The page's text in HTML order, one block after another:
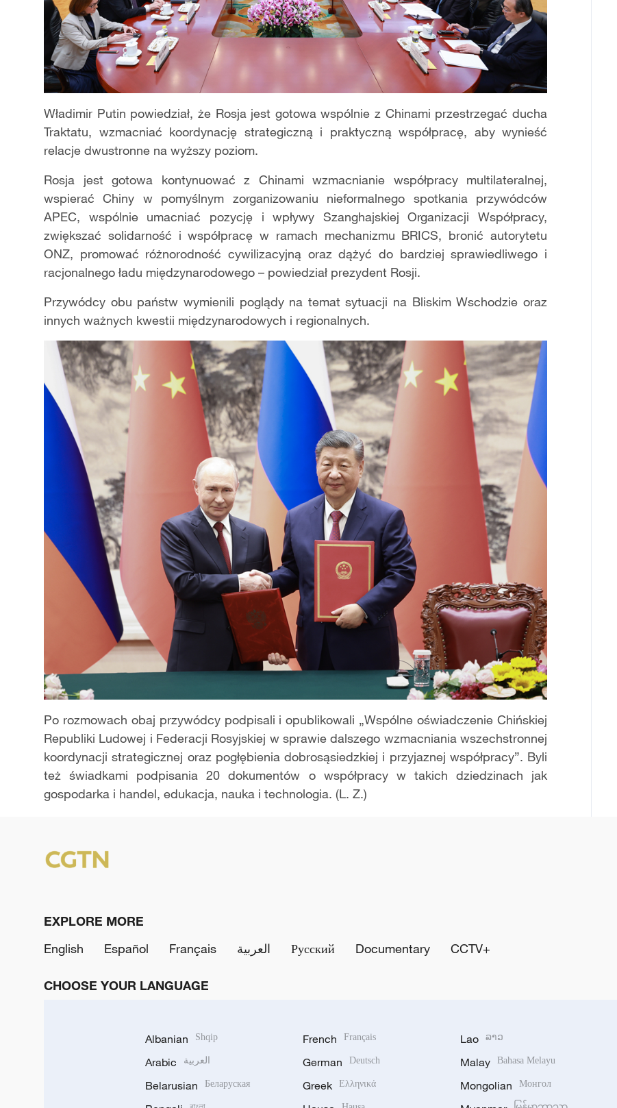
Władimir Putin powiedział, że Rosja jest gotowa wspólnie z Chinami przestrzegać ducha
Traktatu, wzmacniać koordynację strategiczną i praktyczną współpracę, aby wynieść
relacje dwustronne na wyższy poziom.
Rosja jest gotowa kontynuować z Chinami wzmacnianie współpracy multilateralnej,
wspierać Chiny w pomyślnym zorganizowaniu nieformalnego spotkania przywódców
APEC, wspólnie umacniać pozycję i wpływy Szanghajskiej Organizacji Współpracy,
zwiększać solidarność i współpracę w ramach mechanizmu BRICS, bronić autorytetu
ONZ, promować różnorodność cywilizacyjną oraz dążyć do bardziej sprawiedliwego i
racjonalnego ładu międzynarodowego – powiedział prezydent Rosji.
Przywódcy obu państw wymienili poglądy na temat sytuacji na Bliskim Wschodzie oraz
innych ważnych kwestii międzynarodowych i regionalnych.
Po rozmowach obaj przywódcy podpisali i opublikowali „Wspólne oświadczenie Chińskiej
Republiki Ludowej i Federacji Rosyjskiej w sprawie dalszego wzmacniania wszechstronnej
koordynacji strategicznej oraz pogłębienia dobrosąsiedzkiej i przyjaznej współpracy”. Byli
też świadkami podpisania 20 dokumentów o współpracy w takich dziedzinach jak
gospodarka i handel, edukacja, nauka i technologia. (L. Z.)
EXPLORE MORE
English
Español Français العربية Русский Documentary CCTV+
CHOOSE YOUR LANGUAGE
Albanian Shqip
Arabic العربية
Belarusian Беларуская
French Français
German Deutsch
Greek Ελληνικά
Lao ລາວ
Malay Bahasa Melayu
Mongolian Монгол